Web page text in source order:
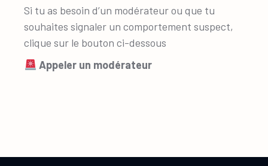
Si tu as besoin d’un modérateur ou que tu
souhaites signaler un comportement suspect,
clique sur le bouton ci-dessous
Appeler un modérateur